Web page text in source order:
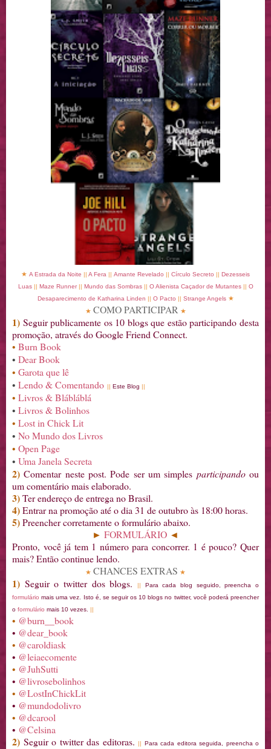
★ A Estrada da Noite || A Fera || Amante Revelado || Círculo Secreto || Dezesseis
Luas || Maze Runner || Mundo das Sombras || O Alienista Caçador de Mutantes || O
Desaparecimento de Katharina Linden || O Pacto || Strange Angels ★
★ COMO PARTICIPAR ★
1) Seguir publicamente os 10 blogs que estão participando desta
promoção, através do Google Friend Connect.
• Burn Book
• Dear Book
• Garota que lê
• Lendo & Comentando || Este Blog ||
• Livros & Blábláblá
• Livros & Bolinhos
• Lost in Chick Lit
• No Mundo dos Livros
• Open Page
• Uma Janela Secreta
2) Comentar neste post. Pode ser um simples participandoou
um comentário mais elaborado.
3)Ter endereço de entrega no Brasil.
4)Entrar na promoção até o dia 31 de outubro às 18:00 horas.
5)Preencher corretamente o formulário abaixo.
► FORMULÁRIO ◄
Pronto, você já tem 1 número para concorrer. 1 é pouco? Quer
mais? Então continue lendo.
★ CHANCES EXTRAS ★
1) Seguir o twitter dos blogs. || Para cada blog seguido, preencha o
formulário mais uma vez. Isto é, se seguir os 10 blogs no twitter, você poderá preencher
o formulário mais 10 vezes. ||
• @burn__book
• @dear_book
• @caroldiask
• @leiaecomente
• @JuhSutti
• @livrosebolinhos
• @LostInChickLit
• @mundodolivro
• @dcarool
• @Celsina
2) Seguir o twitter das editoras. || Para cada editora seguida, preencha o